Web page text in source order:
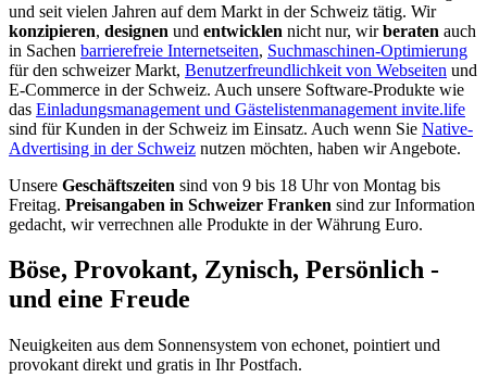
und seit vielen Jahren auf dem Markt in der Schweiz tätig. Wir
konzipieren, designen und entwicklen nicht nur, wirberaten auch
in Sachen barrierefreie Internetseiten, Suchmaschinen-Optimierung
für den schweizer Markt, Benutzerfreundlichkeit von Webseiten und
E-Commerce in der Schweiz. Auch unsere Software-Produkte wie
das Einladungsmanagement und Gästelistenmanagement invite.life
sind für Kunden in der Schweiz im Einsatz. Auch wenn Sie Native-
Advertising in der Schweiz nutzen möchten, haben wir Angebote.
Unsere Geschäftszeiten sind von 9 bis 18 Uhr von Montag bis
Freitag. Preisangaben in Schweizer Franken sind zur Information
gedacht, wir verrechnen alle Produkte in der Währung Euro.
Böse, Provokant, Zynisch, Persönlich -
und eine Freude
Neuigkeiten aus dem Sonnensystem von echonet, pointiert und
provokant direkt und gratis in Ihr Postfach.